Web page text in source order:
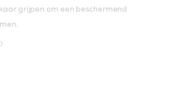
grijpen om een beschermend